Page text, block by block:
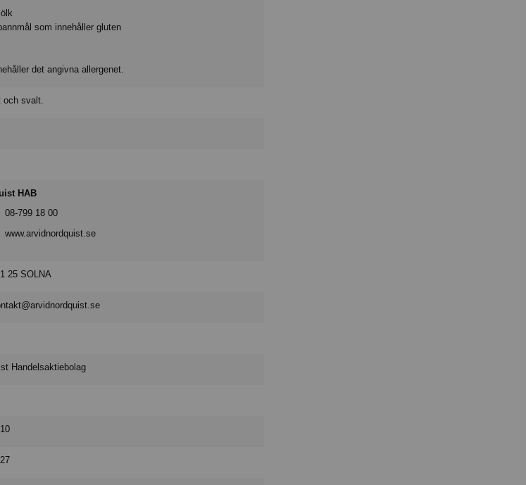
som innehåller gluten
det angivna allergenet.
och svalt.
HAB
08-799 18 00
www.arvidnordquist.se
25 SOLNA
Handelsaktiebolag